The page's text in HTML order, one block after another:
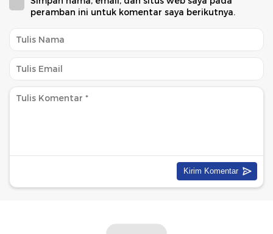
peramban ini untuk komentar saya berikutnya.